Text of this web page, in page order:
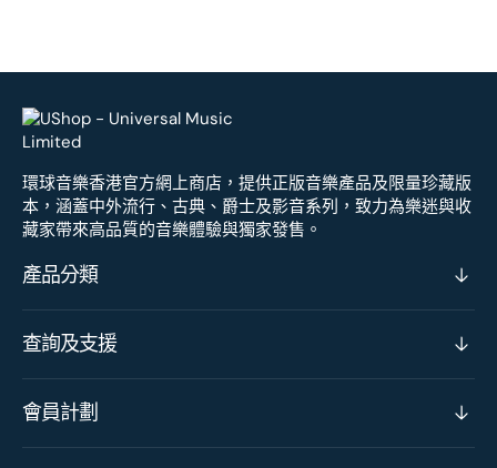
環球音樂香港官方網上商店，提供正版音樂產品及限量珍藏版
本，涵蓋中外流行、古典、爵士及影音系列，致力為樂迷與收
藏家帶來高品質的音樂體驗與獨家發售。
產品分類
查詢及支援
會員計劃